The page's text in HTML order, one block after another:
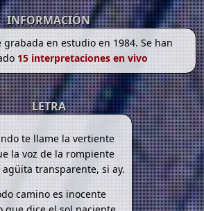
INFORMACIÓN
grabada en estudio en 1984. Se han
15 interpretaciones en vivo
LETRA
te llame la vertiente
la voz de la rompiente
transparente, si ay.
camino es inocente